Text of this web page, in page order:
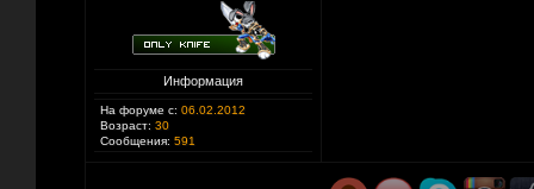
Информация
На форуме с: 06.02.2012
Возраст: 30
Сообщения: 591